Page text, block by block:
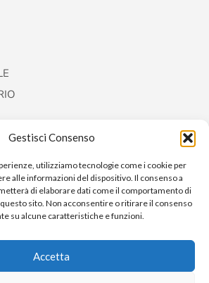
Gestisci Consenso
utilizziamo tecnologie come i cookie per
alle informazioni del dispositivo. Il consenso a
di elaborare dati come il comportamento di
sito. Non acconsentire o ritirare il consenso
su alcune caratteristiche e funzioni.
Accetta